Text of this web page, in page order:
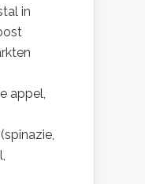
in
appel,